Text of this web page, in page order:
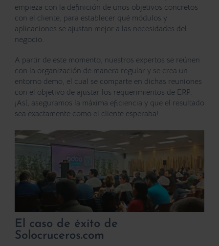
empieza con la definición de unos objetivos concretos
con el cliente, para establecer qué módulos y
aplicaciones se ajustan mejor a las necesidades del
negocio.
A partir de este momento, nuestros expertos se reúnen
con la organización de manera regular y se crea un
entorno demo, el cual se comparte en dichas reuniones
con el objetivo de ajustar los requerimientos de ERP.
¡Así, aseguramos la máxima eficiencia y que el resultado
sea exactamente como el cliente esperaba!
El caso de éxito de
Solocruceros.com